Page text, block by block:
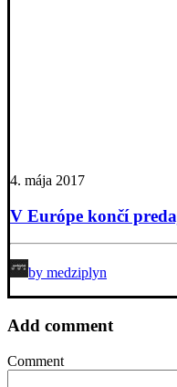
4. mája 2017
V Európe končí
by medziplyn
Add comment
Comment